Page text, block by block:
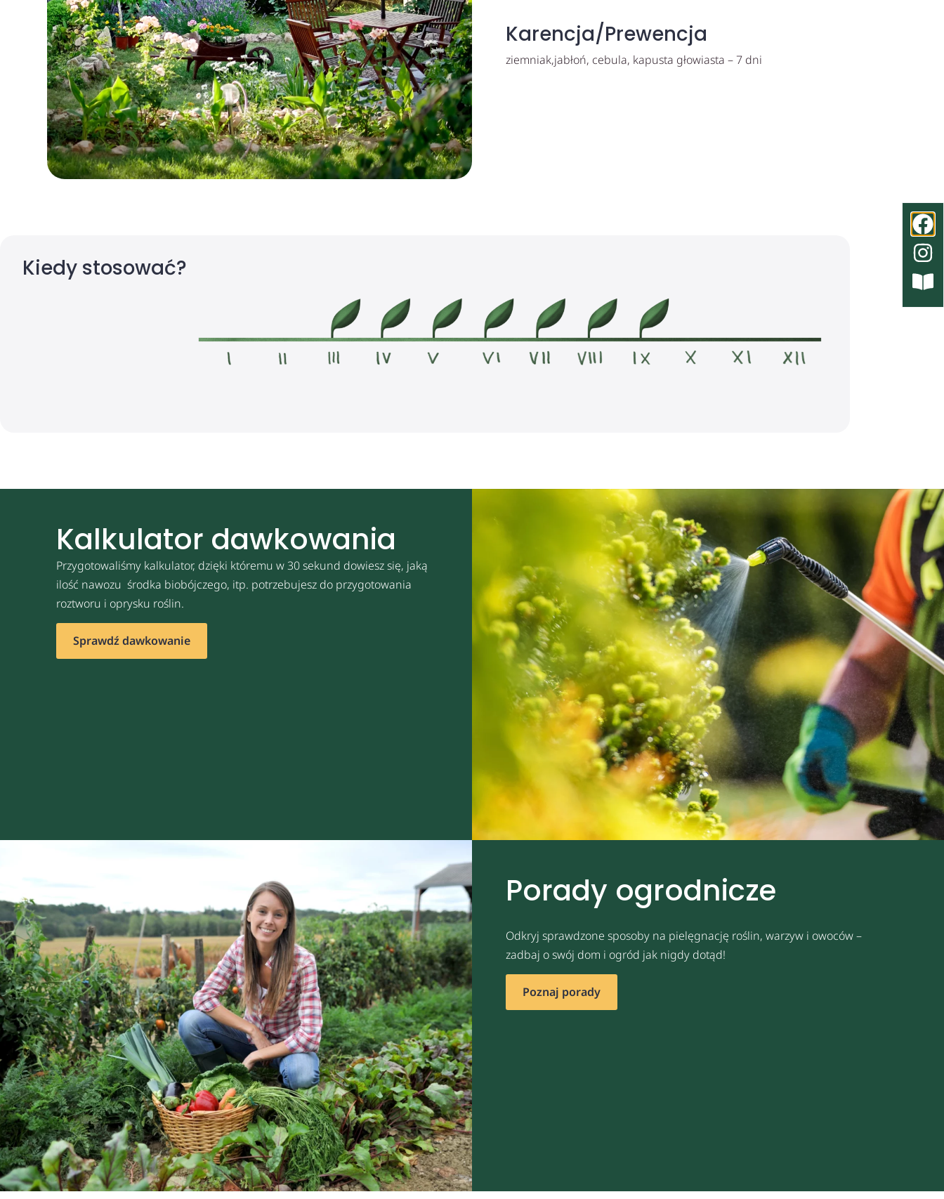
Karencja/Prewencja
ziemniak,jabłoń, cebula, kapusta głowiasta – 7 dni
Kiedy stosować?
Kalkulator dawkowania
Przygotowaliśmy kalkulator, dzięki któremu w 30 sekund dowiesz się, jaką
ilość nawozu środka biobójczego, itp. potrzebujesz do przygotowania
roztworu i oprysku roślin.
Sprawdź dawkowanie
Porady ogrodnicze
Odkryj sprawdzone sposoby na pielęgnację roślin, warzyw i owoców –
zadbaj o swój dom i ogród jak nigdy dotąd!
Poznaj porady